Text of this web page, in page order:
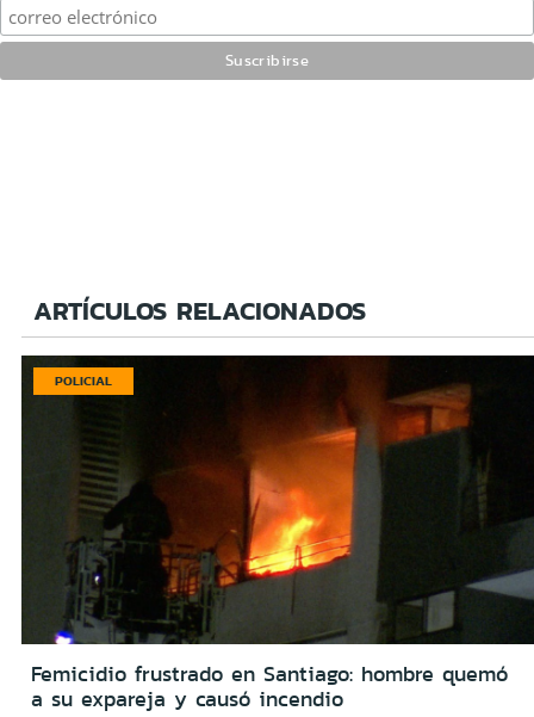
ARTÍCULOS RELACIONADOS
POLICIAL
Femicidio frustrado en Santiago: hombre quemó
a su expareja y causó incendio